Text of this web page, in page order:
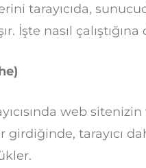
tarayıcıda,
İşte nasıl
web
girdiğinde, tarayıcı